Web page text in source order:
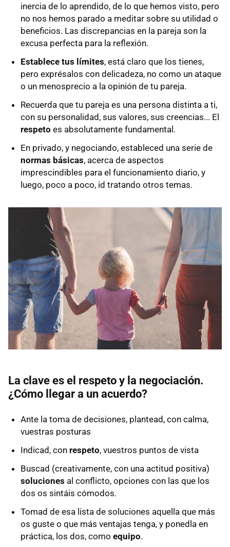
inercia de lo aprendido, de lo que hemos visto, pero
no nos hemos parado a meditar sobre su utilidad o
beneficios. Las discrepancias en la pareja son la
excusa perfecta para la reflexión.
Establece tus límites, está claro que los tienes,
pero exprésalos con delicadeza, no como un ataque
o un menosprecio a la opinión de tu pareja.
Recuerda que tu pareja es una persona distinta a ti,
con su personalidad, sus valores, sus creencias... El
respeto es absolutamente fundamental.
En privado, y negociando, estableced una serie de
normas básicas, acerca de aspectos
imprescindibles para el funcionamiento diario, y
luego, poco a poco, id tratando otros temas.
La clave es el respeto y la negociación.
¿Cómo llegar a un acuerdo?
Ante la toma de decisiones, plantead, con calma,
vuestras posturas
Indicad, con respeto, vuestros puntos de vista
Buscad (creativamente, con una actitud positiva)
soluciones al conflicto, opciones con las que los
dos os sintáis cómodos.
Tomad de esa lista de soluciones aquella que más
os guste o que más ventajas tenga, y ponedla en
práctica, los dos, como equipo.